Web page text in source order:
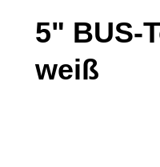
5" BUS-
weiß